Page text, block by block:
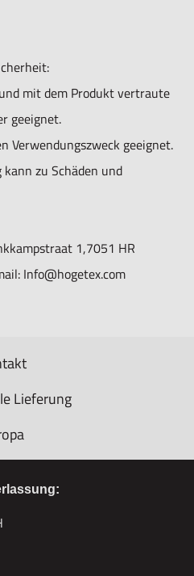
mit dem Produkt vertraute
geeignet.
Verwendungszweck geeignet.
zu Schäden und
1,7051 HR
Info@hogetex.com
Lieferung